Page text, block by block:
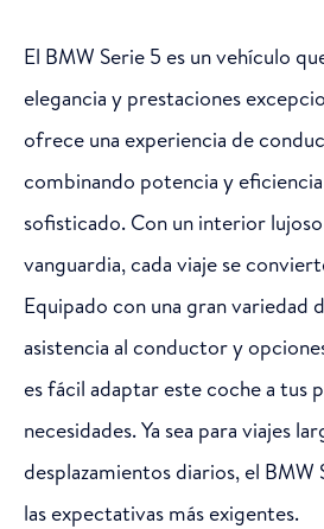
El BMW Serie 5 es un vehículo
elegancia y prestaciones
ofrece una experiencia de
combinando potencia y
sofisticado. Con un interior
vanguardia, cada viaje se
Equipado con una gran variedad
asistencia al conductor y
es fácil adaptar este coche a tus
necesidades. Ya sea para viajes
desplazamientos diarios, el
las expectativas más exigentes.